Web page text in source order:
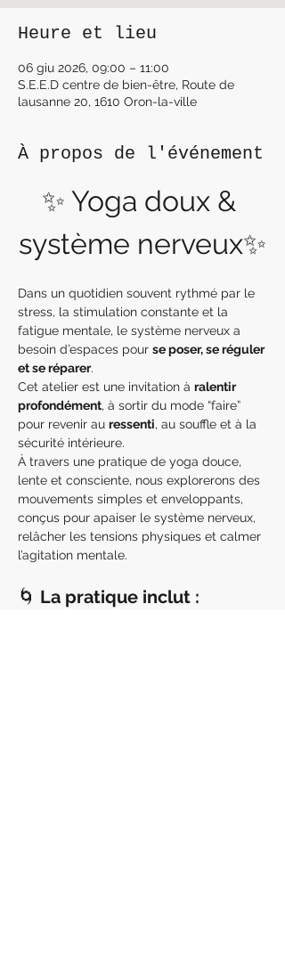
Heure et lieu
06 giu 2026, 09:00 – 11:00
S.E.E.D centre de bien-être, Route de
lausanne 20, 1610 Oron-la-ville
À propos de l'événement
✨ Yoga doux &
système nerveux✨
Dans un quotidien souvent rythmé par le
stress, la stimulation constante et la
fatigue mentale, le système nerveux a
besoin d’espaces pour se poser, se réguler
et se réparer.
Cet atelier est une invitation à ralentir
profondément, à sortir du mode “faire”
pour revenir au ressenti, au souffle et à la
sécurité intérieure.
À travers une pratique de yoga douce,
lente et consciente, nous explorerons des
mouvements simples et enveloppants,
conçus pour apaiser le système nerveux,
relâcher les tensions physiques et calmer
l’agitation mentale.
🌀 La pratique inclut :